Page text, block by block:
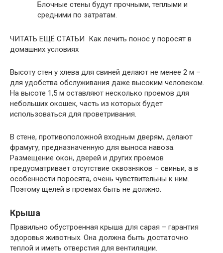
Блочные стены будут прочными, теплыми и
средними по затратам.
ЧИТАТЬ ЕЩЁ СТАТЬИ Как лечить понос у поросят в
домашних условиях
Высоту стен у хлева для свиней делают не менее 2 м –
для удобства обслуживания даже высоким человеком.
На высоте 1,5 м оставляют несколько проемов для
небольших окошек, часть из которых будет
использоваться для проветривания.
В стене, противоположной входным дверям, делают
фрамугу, предназначенную для выноса навоза.
Размещение окон, дверей и других проемов
предусматривает отсутствие сквозняков – свиньи, а в
особенности поросята, очень чувствительны к ним.
Поэтому щелей в проемах быть не должно.
Крыша
Правильно обустроенная крыша для сарая – гарантия
здоровья животных. Она должна быть достаточно
теплой и иметь отверстия для вентиляции.